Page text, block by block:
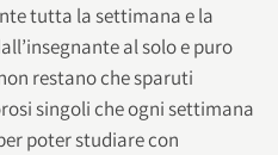
tutta la settimana e la
al solo e puro
restano che sparuti
singoli che ogni settimana
poter studiare con